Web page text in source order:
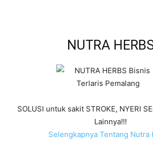
NUTRA
SOLUSI untuk sakit STROKE, NYERI
Lainnya!!!
Selengkapnya Tentang Nutra